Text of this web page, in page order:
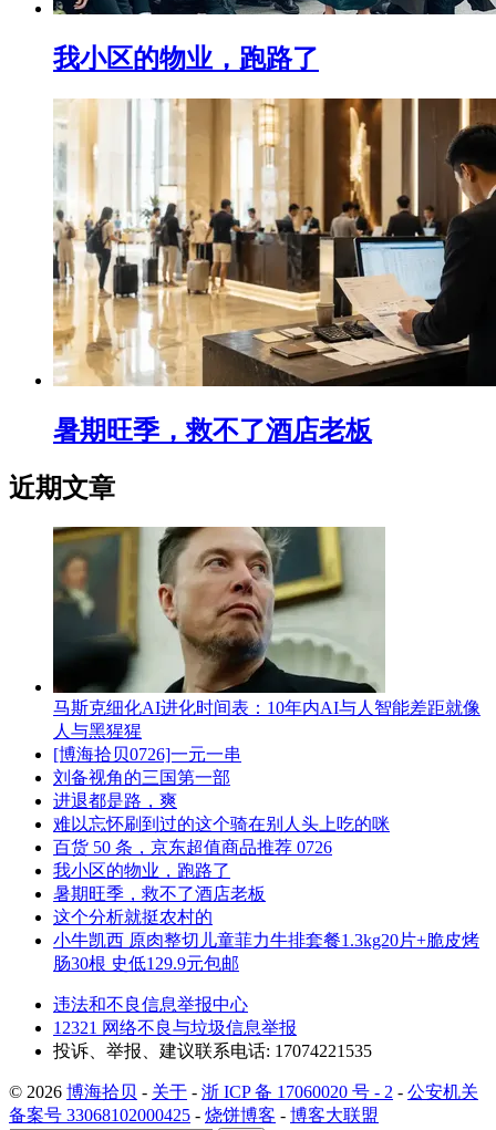
我小区的物业，跑路了
暑期旺季，救不了酒店老板
近期文章
马斯克细化AI进化时间表：10年内AI与人智能差距就像
人与黑猩猩
[博海拾贝0726]一元一串
刘备视角的三国第一部
进退都是路，爽
难以忘怀刷到过的这个骑在别人头上吃的咪
百货 50 条，京东超值商品推荐 0726
我小区的物业，跑路了
暑期旺季，救不了酒店老板
这个分析就挺农村的
小牛凯西 原肉整切儿童菲力牛排套餐1.3kg20片+脆皮烤
肠30根 史低129.9元包邮
违法和不良信息举报中心
12321 网络不良与垃圾信息举报
投诉、举报、建议联系电话: 17074221535
© 2026 博海拾贝 - 关于 - 浙 ICP 备 17060020 号 - 2 - 公安机关
备案号 33068102000425 - 烧饼博客 - 博客大联盟